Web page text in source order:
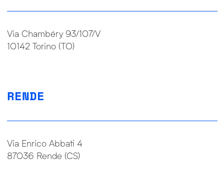
Via Chambéry 93/107/V
10142 Torino (TO)
RENDE
Via Enrico Abbati 4
87036 Rende (CS)